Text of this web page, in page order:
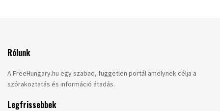
Rólunk
A FreeHungary.hu egy szabad, független portál amelynek célja a
szórakoztatás és információ átadás.
Legfrissebbek